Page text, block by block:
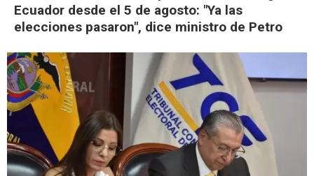
Ecuador desde el 5 de agosto: "Ya las
elecciones pasaron", dice ministro de Petro